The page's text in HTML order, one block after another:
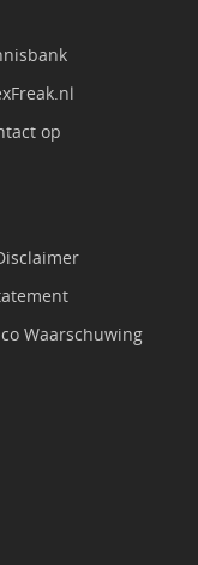
op
Waarschuwing